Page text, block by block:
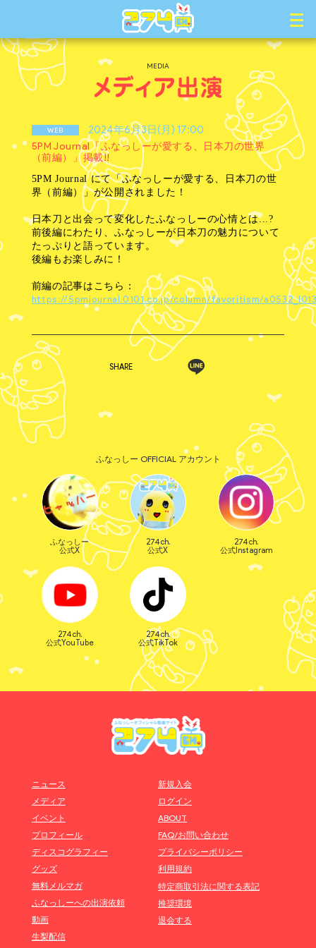
MEDIA
WEB 2024年6月3日(月) 17:00
5PM Journal「ふなっしーが愛する、日本刀の世界
（前編）」掲載!!
5PM Journal にて「ふなっしーが愛する、日本刀の世
界（前編）」が公開されました！
日本刀と出会って変化したふなっしーの心情とは...?
前後編にわたり、ふなっしーが日本刀の魅力について
たっぷりと語っています。
後編もお楽しみに！
前編の記事はこちら：
https://5pmjournal.0101.co.jp/column/favoritism/
SHARE
ふなっしー OFFICIAL アカウント
ふなっしー
公式X
274ch.
公式X
274ch.
公式Instagram
274ch.
公式YouTube
274ch.
公式TikTok
ニュース
メディア
イベント
プロフィール
ディスコグラフィー
グッズ
無料メルマガ
ふなっしーへの出演依頼
動画
生梨配信
新規入会
ログイン
ABOUT
FAQ/お問い合わせ
プライバシーポリシー
利用規約
特定商取引法に関する表記
推奨環境
退会する